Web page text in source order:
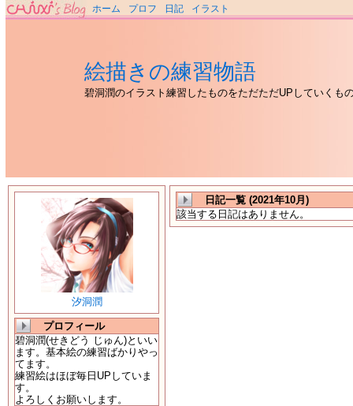
ホーム プロフ 日記 イラスト
絵描きの練習物語
碧洞潤のイラスト練習したものをただただUPしていくも
汐洞潤
プロフィール
碧洞潤(せきどう じゅん)といい
ます。基本絵の練習ばかりやっ
てます。
練習絵はほぼ毎日UPしていま
す。
よろしくお願いします。
日記一覧 (2021年10月)
該当する日記はありません。